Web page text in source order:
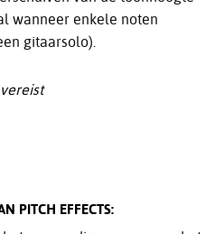
wanneer enkele noten
gitaarsolo).
PITCH EFFECTS: